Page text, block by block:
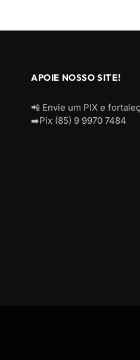
APOIE NOSSO SITE!
📲 Envie um PIX e
➡️Pix (85) 9 9970 7484